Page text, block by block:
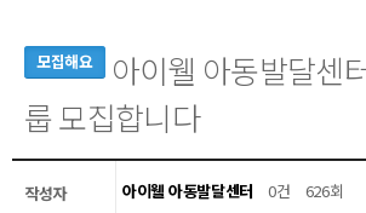
모집해요
아이웰 아동발달센
룹 모집합니다
작성자 아이웰 아동발달센터 0건 626회